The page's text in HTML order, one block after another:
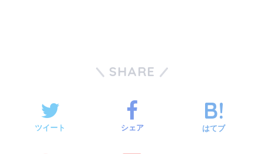
SHARE
ツイート シェア はてブ